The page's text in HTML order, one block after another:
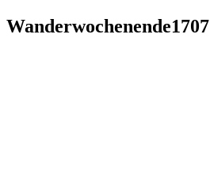
Wanderwochenende1707